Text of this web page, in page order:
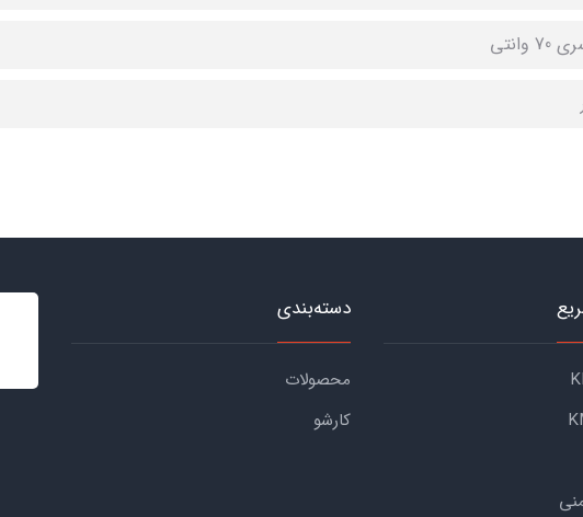
وانتی
دسته‌بندی
محصولات
کارشو